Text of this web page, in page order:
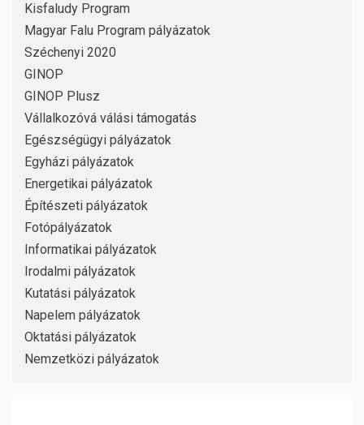
Kisfaludy Program
Magyar Falu Program pályázatok
Széchenyi 2020
GINOP
GINOP Plusz
Vállalkozóvá válási támogatás
Egészségügyi pályázatok
Egyházi pályázatok
Energetikai pályázatok
Építészeti pályázatok
Fotópályázatok
Informatikai pályázatok
Irodalmi pályázatok
Kutatási pályázatok
Napelem pályázatok
Oktatási pályázatok
Nemzetközi pályázatok